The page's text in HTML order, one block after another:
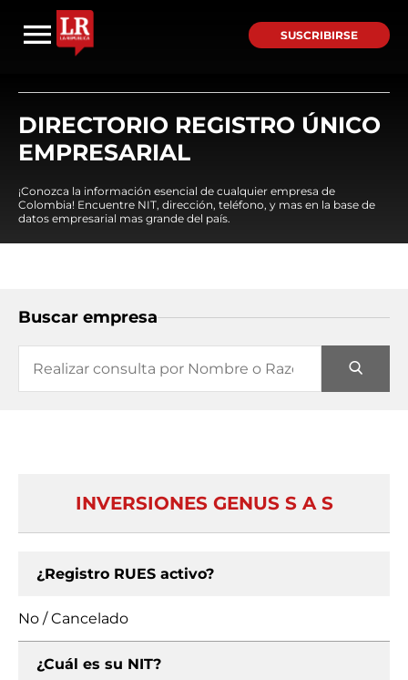
SUSCRIBIRSE
DIRECTORIO REGISTRO ÚNICO
EMPRESARIAL
¡Conozca la información esencial de cualquier empresa de
Colombia! Encuentre NIT, dirección, teléfono, y mas en la base de
datos empresarial mas grande del país.
Buscar empresa
INVERSIONES GENUS S A S
¿Registro RUES activo?
No / Cancelado
¿Cuál es su NIT?